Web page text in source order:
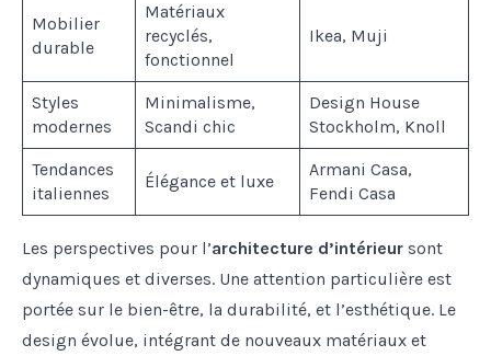
Mobilier
durable
Matériaux
recyclés,
fonctionnel
Ikea, Muji
Styles
modernes
Minimalisme,
Scandi chic
Design House
Stockholm, Knoll
Tendances
italiennes
Élégance et luxe
Armani Casa,
Fendi Casa
Les perspectives pour l’architecture d’intérieur sont
dynamiques et diverses. Une attention particulière est
portée sur le bien-être, la durabilité, et l’esthétique. Le
design évolue, intégrant de nouveaux matériaux et